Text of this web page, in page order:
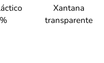
Xantana
transparente